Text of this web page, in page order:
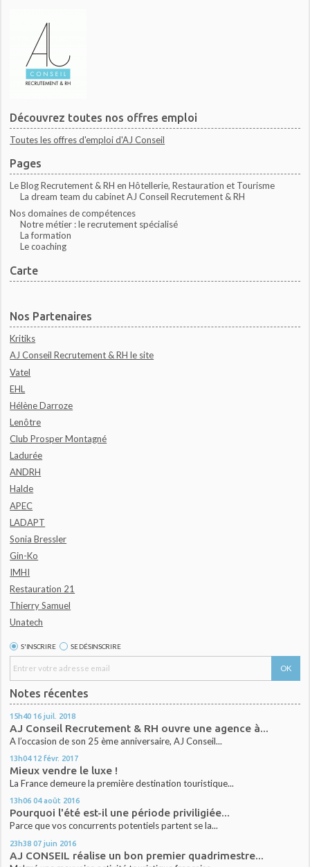
Découvrez toutes nos offres emploi
Toutes les offres d'emploi d'AJ Conseil
Pages
Le Blog Recrutement & RH en Hôtellerie, Restauration et Tourisme
La dream team du cabinet AJ Conseil Recrutement & RH
Nos domaines de compétences
Notre métier : le recrutement spécialisé
La formation
Le coaching
Carte
Nos Partenaires
Kritiks
AJ Conseil Recrutement & RH le site
Vatel
EHL
Hélène Darroze
Lenôtre
Club Prosper Montagné
Ladurée
ANDRH
Halde
APEC
LADAPT
Sonia Bressler
Gin-Ko
IMHI
Restauration 21
Thierry Samuel
Unatech
S'INSCRIRE SE DÉSINSCRIRE
Notes récentes
15h40 16 juil. 2018
AJ Conseil Recrutement & RH ouvre une agence à...
A l’occasion de son 25 ème anniversaire, AJ Conseil...
13h04 12 févr. 2017
Mieux vendre le luxe !
La France demeure la première destination touristique...
13h06 04 août 2016
Pourquoi l'été est-il une période priviligiée...
Parce que vos concurrents potentiels partent se la...
23h38 07 juin 2016
AJ CONSEIL réalise un bon premier quadrimestre...